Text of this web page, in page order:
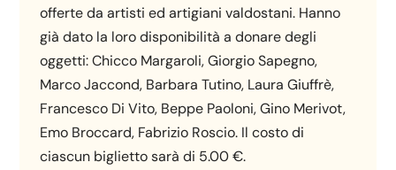
offerte da artisti ed artigiani valdostani. Hanno
già dato la loro disponibilità a donare degli
oggetti: Chicco Margaroli, Giorgio Sapegno,
Marco Jaccond, Barbara Tutino, Laura Giuffrè,
Francesco Di Vito, Beppe Paoloni, Gino Merivot,
Emo Broccard, Fabrizio Roscio. Il costo di
ciascun biglietto sarà di 5.00 €.